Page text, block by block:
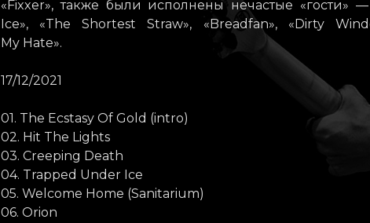
«Fixxer», также были исполнены нечастые «гости»
Ice», «The Shortest Straw», «Breadfan», «Dirty
My Hate».
17/12/2021
01. The Ecstasy Of Gold (intro)
02. Hit The Lights
03. Creeping Death
04. Trapped Under Ice
05. Welcome Home (Sanitarium)
06. Orion